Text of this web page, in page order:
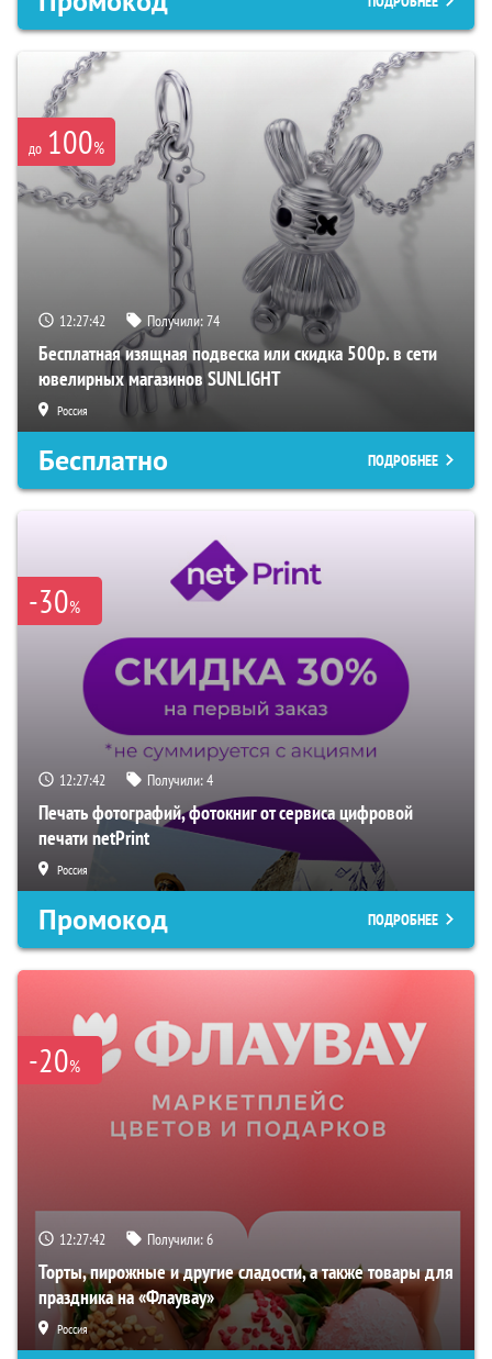
до 100%
12:27:42 Получили:74
Бесплатная изящная подвеска или скидка 500р. в сети
ювелирных магазинов SUNLIGHT
Россия
Бесплатно ПОДРОБНЕЕ
-30%
12:27:42 Получили:4
Печать фотографий, фотокниг от сервиса цифровой
печати netPrint
Россия
Промокод ПОДРОБНЕЕ
-20%
12:27:42 Получили:6
Торты, пирожные и другие сладости, а также товары для
праздника на «Флаувау»
Россия